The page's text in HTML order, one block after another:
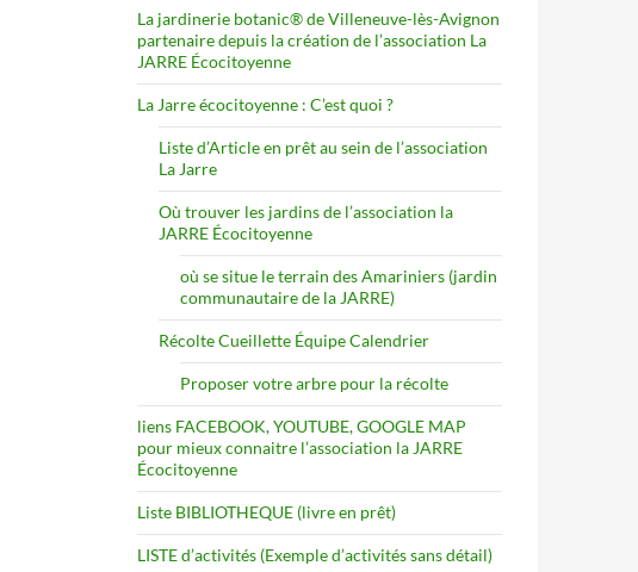
La jardinerie botanic® de Villeneuve-lès-Avignon
partenaire depuis la création de l’association La
JARRE Écocitoyenne
La Jarre écocitoyenne : C’est quoi ?
Liste d’Article en prêt au sein de l’association
La Jarre
Où trouver les jardins de l’association la
JARRE Écocitoyenne
où se situe le terrain des Amariniers (jardin
communautaire de la JARRE)
Récolte Cueillette Équipe Calendrier
Proposer votre arbre pour la récolte
liens FACEBOOK, YOUTUBE, GOOGLE MAP
pour mieux connaitre l’association la JARRE
Écocitoyenne
Liste BIBLIOTHEQUE (livre en prêt)
LISTE d’activités (Exemple d’activités sans détail)